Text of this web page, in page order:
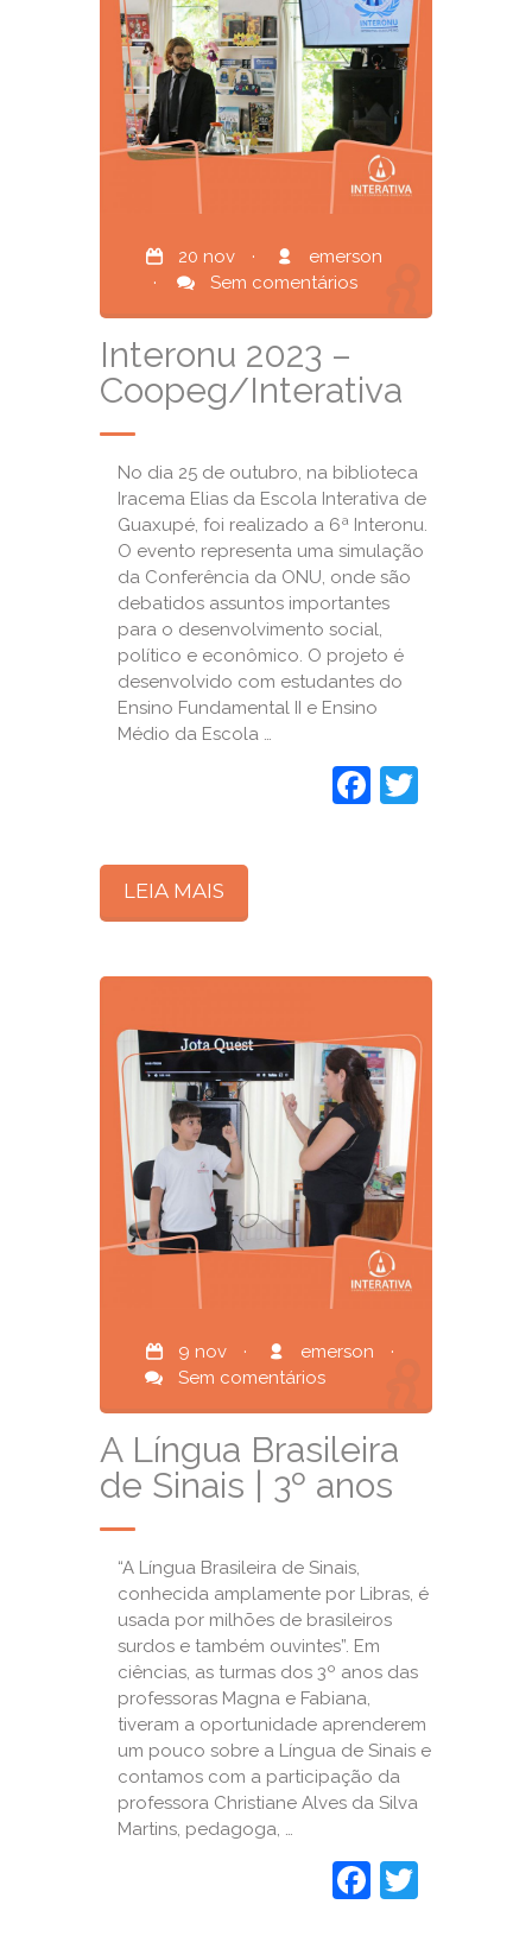
20 nov ·
emerson
·
Sem comentários
Interonu 2023 –
Coopeg/Interativa
No dia 25 de outubro, na biblioteca
Iracema Elias da Escola Interativa de
Guaxupé, foi realizado a 6ª Interonu.
O evento representa uma simulação
da Conferência da ONU, onde são
debatidos assuntos importantes
para o desenvolvimento social,
político e econômico. O projeto é
desenvolvido com estudantes do
Ensino Fundamental II e Ensino
Médio da Escola …
LEIA MAIS
9 nov · emerson
·
Sem comentários
A Língua Brasileira
de Sinais | 3º anos
“A Língua Brasileira de Sinais,
conhecida amplamente por Libras, é
usada por milhões de brasileiros
surdos e também ouvintes”. Em
ciências, as turmas dos 3º anos das
professoras Magna e Fabiana,
tiveram a oportunidade aprenderem
um pouco sobre a Língua de Sinais e
contamos com a participação da
professora Christiane Alves da Silva
Martins, pedagoga, …